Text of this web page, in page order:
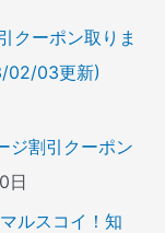
クーポン取りま
02/03更新)
ジ割引クーポン
日
ルスコイ！知